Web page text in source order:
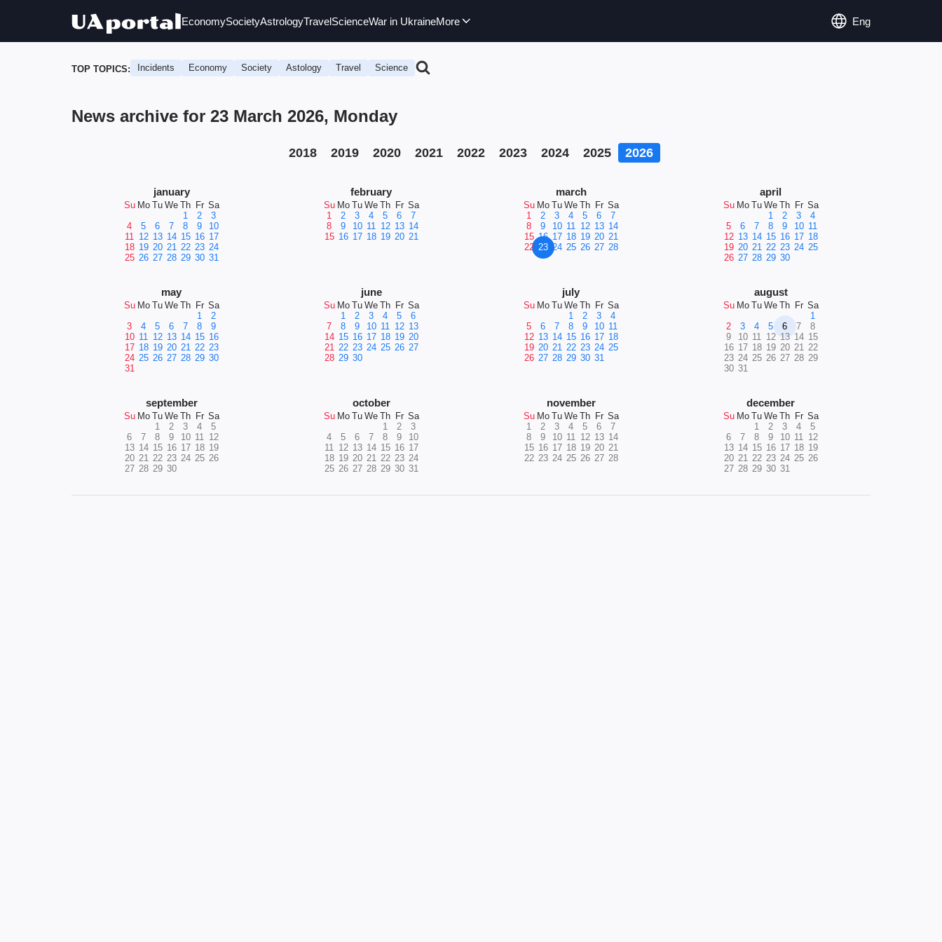
EconomySocietyAstrologyTravelScienceWar in UkraineMore Eng
TOP TOPICS: Incidents Economy Society Astology Travel Science
News archive for 23 March 2026, Monday
2018 2019 2020 2021 2022 2023 2024 2025 2026
january
Su Mo Tu We Th Fr Sa
1
2
3
4
5 6 7 8 9
10
11 12 13 14 15 16 17
18 19 20 21 22 23 24
25 26 27 28 29 30 31
february
Su Mo Tu We Th Fr Sa
1
2 3 4 5 6
7
8
9 10 11 12 13 14
15 16 17 18 19 20 21
march
Su Mo Tu We Th Fr Sa
1
2 3 4 5 6
7
8
9 10 11 12 13 14
15 16 17 18 19 20 21
22 23 24 25 26 27 28
april
Su Mo Tu We Th Fr Sa
1
2 3
4
5
6 7 8 9 10 11
12 13 14 15 16 17 18
19 20 21 22 23 24 25
26 27 28 29 30
may
Su Mo Tu We Th Fr Sa
1
2
3
4 5 6 7 8
9
10 11 12 13 14 15 16
17 18 19 20 21 22 23
24 25 26 27 28 29 30
31
june
Su Mo Tu We Th Fr Sa
1
2 3 4 5
6
7
8 9 10 11 12 13
14 15 16 17 18 19 20
21 22 23 24 25 26 27
28 29 30
july
Su Mo Tu We Th Fr Sa
1
2 3
4
5
6 7 8 9 10 11
12 13 14 15 16 17 18
19 20 21 22 23 24 25
26 27 28 29 30 31
august
Su Mo Tu We Th Fr Sa
1
2
3 4 5 6 7
8
9
10 11 12 13 14 15
16 17 18 19 20 21 22
23 24 25 26 27 28 29
30 31
september
Su Mo Tu We Th Fr Sa
1
2 3 4
5
6
7 8 9 10 11 12
13 14 15 16 17 18 19
20 21 22 23 24 25 26
27 28 29 30
october
Su Mo Tu We Th Fr Sa
1
2
3
4
5 6 7 8 9
10
11 12 13 14 15 16 17
18 19 20 21 22 23 24
25 26 27 28 29 30 31
november
Su Mo Tu We Th Fr Sa
1
2 3 4 5 6
7
8
9 10 11 12 13 14
15 16 17 18 19 20 21
22 23 24 25 26 27 28
december
Su Mo Tu We Th Fr Sa
1
2 3 4
5
6
7 8 9 10 11 12
13 14 15 16 17 18 19
20 21 22 23 24 25 26
27 28 29 30 31